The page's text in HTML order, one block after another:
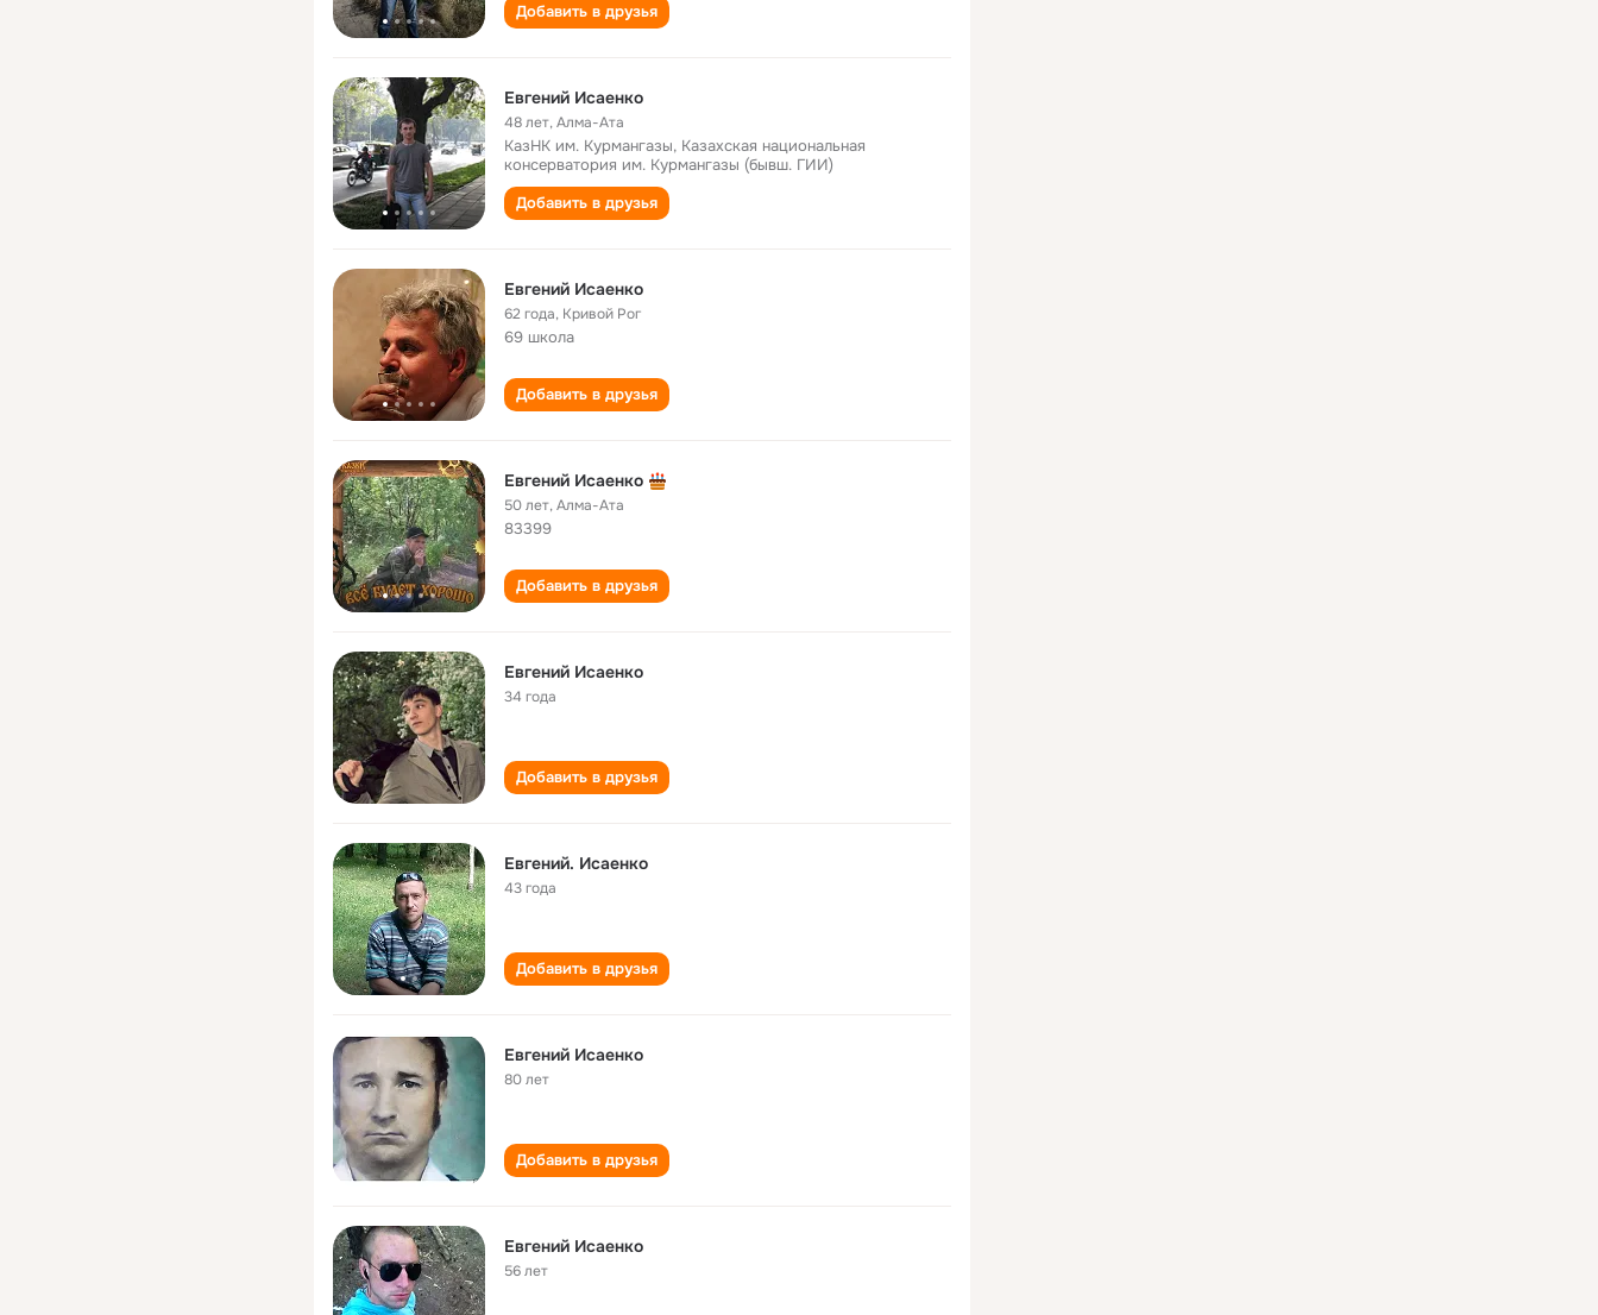
Добавить в друзья
Евгений Исаенко
48 лет,Алма-Ата
КазНК им. Курмангазы, Казахская национальная
консерватория им. Курмангазы (бывш. ГИИ)
Добавить в друзья
Евгений Исаенко
62 года, Кривой Рог
69 школа
Добавить в друзья
Евгений Исаенко
50 лет,Алма-Ата
83399
Добавить в друзья
Евгений Исаенко
34 года
Добавить в друзья
Евгений. Исаенко
43 года
Добавить в друзья
Евгений Исаенко
80 лет
Добавить в друзья
Евгений Исаенко
56 лет